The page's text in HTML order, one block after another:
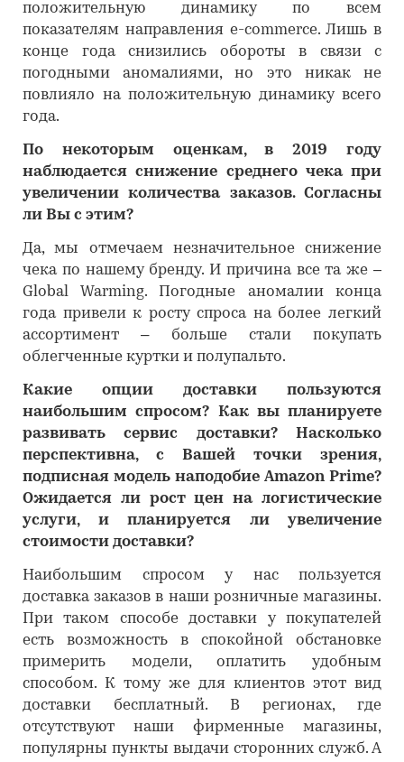
положительную динамику по всем
показателям направления e-commerce. Лишь в
конце года снизились обороты в связи с
погодными аномалиями, но это никак не
повлияло на положительную динамику всего
года.
По некоторым оценкам, в 2019 году
наблюдается снижение среднего чека при
увеличении количества заказов. Согласны
ли Вы с этим?
Да, мы отмечаем незначительное снижение
чека по нашему бренду. И причина все та же –
Global Warming. Погодные аномалии конца
года привели к росту спроса на более легкий
ассортимент – больше стали покупать
облегченные куртки и полупальто.
Какие опции доставки пользуются
наибольшим спросом? Как вы планируете
развивать сервис доставки? Насколько
перспективна, с Вашей точки зрения,
подписная модель наподобие Amazon Prime?
Ожидается ли рост цен на логистические
услуги, и планируется ли увеличение
стоимости доставки?
Наибольшим спросом у нас пользуется
доставка заказов в наши розничные магазины.
При таком способе доставки у покупателей
есть возможность в спокойной обстановке
примерить модели, оплатить удобным
способом. К тому же для клиентов этот вид
доставки бесплатный. В регионах, где
отсутствуют наши фирменные магазины,
популярны пункты выдачи сторонних служб. А